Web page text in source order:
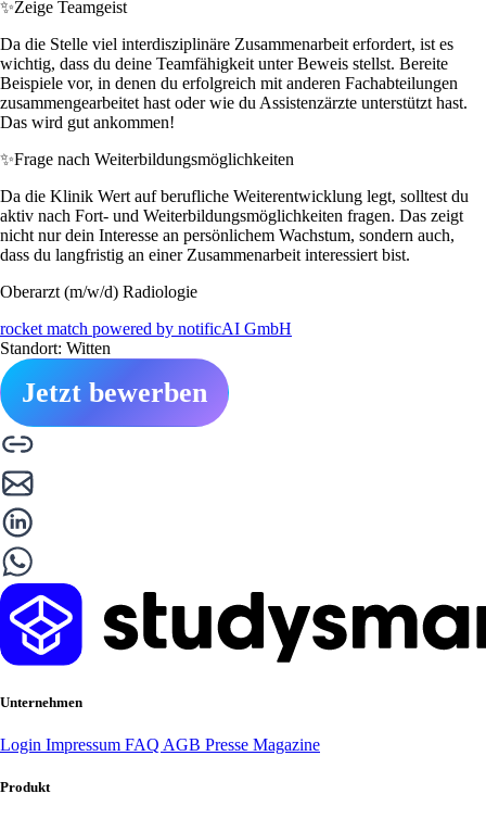
✨Zeige Teamgeist
Da die Stelle viel interdisziplinäre Zusammenarbeit erfordert, ist es
wichtig, dass du deine Teamfähigkeit unter Beweis stellst. Bereite
Beispiele vor, in denen du erfolgreich mit anderen Fachabteilungen
zusammengearbeitet hast oder wie du Assistenzärzte unterstützt hast.
Das wird gut ankommen!
✨Frage nach Weiterbildungsmöglichkeiten
Da die Klinik Wert auf berufliche Weiterentwicklung legt, solltest du
aktiv nach Fort- und Weiterbildungsmöglichkeiten fragen. Das zeigt
nicht nur dein Interesse an persönlichem Wachstum, sondern auch,
dass du langfristig an einer Zusammenarbeit interessiert bist.
Oberarzt (m/w/d) Radiologie
rocket match powered by notificAI GmbH
Standort: Witten
Jetzt bewerben
Unternehmen
Login Impressum FAQ AGB Presse Magazine
Produkt